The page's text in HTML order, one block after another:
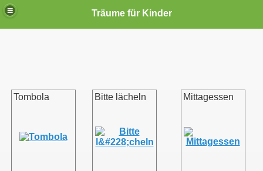
Träume für Kinder
Tombola Bitte lächeln Mittagessen